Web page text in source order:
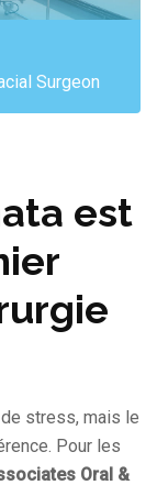
Surgeon
est
stress, mais le
Pour les
Oral &